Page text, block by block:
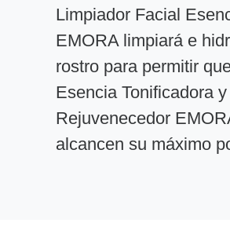
Limpiador Facial
EMORA limpiará e
rostro para permitir
Esencia Tonificadora
Rejuvenecedor
alcancen su máximo